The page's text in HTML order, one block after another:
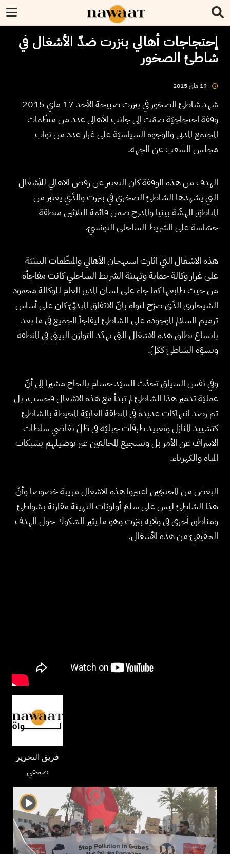
إحتجاجات أهالي بنزرت ضدّ الأشغال في
شاطئ الصخور
19 ماي2015
شهد شاطئ الصخور في بنزرت صبيحة الأحد 17 ماي 2015
وقفة احتجاجيّة ضمّت إلى جانب الأهالي عدد من منظّمات
المجتمع المدني والوجوه السياسيّة على غرار عدد من نواب
مجلس الشعب عن الجهة.
الهدف من هذه الوقفة كان التعبير عن رفض الاهالي للأشغال
التي يشهدها الشاطئ الصخري في بنزرت والذّي يعتبر من
المناطق الهشّة بيئيا والمدرج ضمن قائمة الثلاثين منطقة
حسّاسة على الشريط الساحلي التونسيّ.
هذه الاشغال التي اثارت استهجان الأهالي والمنظّمات البيئيّة
على غرار وكالة حماية وتهيئة الشريط الساحلي كانت مفاجأة
من حيث طابعها كما جاء على لسان المدير العام للوكالة محمود
الشيحاوي الذّي صرّح لنواة بانّ الاتفاق المبدئيّ كان على أساس
ترميم السلالم الموجودة على الشاطئ ليفاجأ الجميع في ما بعد
باتساع نطاق هذه الاشغال التي تهدّد التوازن البيئي في المنطقة
وتشوّه الشاطئ ككلّ.
وفي نفس السياق تحدّث السيّد حسام بالحاج مشيرا إلى أنّ
عمليّة تدمير هذا الشاطئ لم تبدأ مع هذه الاشغال فحسب، بل
تم رصد انتهاكات عديدة في المنطقة الغابيّة المحيطة بالشاطئ
كتشييد المنازل وتعبيد طرقات جبليّة في ظلّ تغاضي سلطات
الاشراف عن الأمر بل وتشجيع المخالفين عبر توصيلهم بشبكات
المياه والكهرباء.
البعض من المحتجّين اعتبروا هذه الاشغال مريبة خصوصا وأنّ
هذا الشاطئ ليس على سلمّ أولويّات التهيئة مقارنة بشواطئ
ومناطق أخرى في ولاية بنزرت وهو ما يثير الشكوك حول الهدف
الحقيقيّ من هذه الأشغال.
فريق التحرير
صحفي